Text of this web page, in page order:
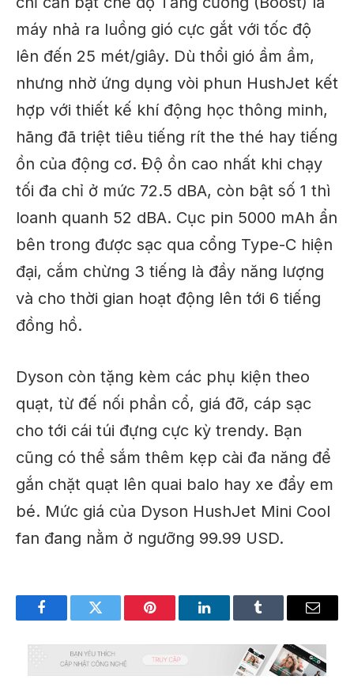
máy nhả ra luồng gió cực gắt với tốc độ
lên đến 25 mét/giây. Dù thổi gió ầm ầm,
nhưng nhờ ứng dụng vòi phun HushJet kết
hợp với thiết kế khí động học thông minh,
hãng đã triệt tiêu tiếng rít the thé hay tiếng
ồn của động cơ. Độ ồn cao nhất khi chạy
tối đa chỉ ở mức 72.5 dBA, còn bật số 1 thì
loanh quanh 52 dBA. Cục pin 5000 mAh ẩn
bên trong được sạc qua cổng Type-C hiện
đại, cắm chừng 3 tiếng là đầy năng lượng
và cho thời gian hoạt động lên tới 6 tiếng
đồng hồ.
Dyson còn tặng kèm các phụ kiện theo
quạt, từ đế nối phần cổ, giá đỡ, cáp sạc
cho tới cái túi đựng cực kỳ trendy. Bạn
cũng có thể sắm thêm kẹp cài đa năng để
gắn chặt quạt lên quai balo hay xe đẩy em
bé. Mức giá của Dyson HushJet Mini Cool
fan đang nằm ở ngưỡng 99.99 USD.
FacebookTwitter Pinterest LinkedInTumblr Email